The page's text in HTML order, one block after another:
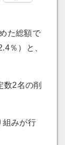
た総額で
％）と、
数2名の削
組みが行